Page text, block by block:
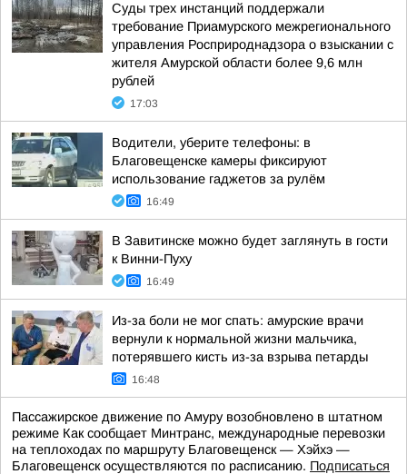
Суды трех инстанций поддержали
требование Приамурского межрегионального
управления Росприроднадзора о взыскании с
жителя Амурской области более 9,6 млн
рублей
17:03
Водители, уберите телефоны: в
Благовещенске камеры фиксируют
использование гаджетов за рулём
16:49
В Завитинске можно будет заглянуть в гости
к Винни-Пуху
16:49
Из-за боли не мог спать: амурские врачи
вернули к нормальной жизни мальчика,
потерявшего кисть из-за взрыва петарды
16:48
Пассажирское движение по Амуру возобновлено в штатном
режиме Как сообщает Минтранс, международные перевозки
на теплоходах по маршруту Благовещенск — Хэйхэ —
Благовещенск осуществляются по расписанию. Подписаться